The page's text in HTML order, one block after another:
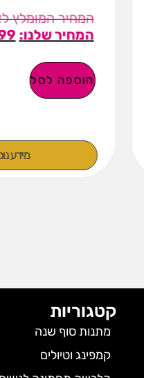
הוספה לסל
מידע
קטגוריות
מתנות סוף שנה
קמפינג וטיולים